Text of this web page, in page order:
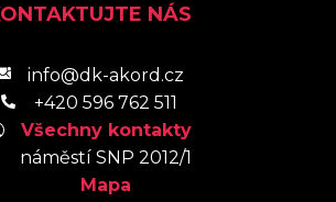
NÁS
info@dk-akord.cz
+420 596 762 511
Všechny kontakty
náměstí SNP 2012/1
Mapa